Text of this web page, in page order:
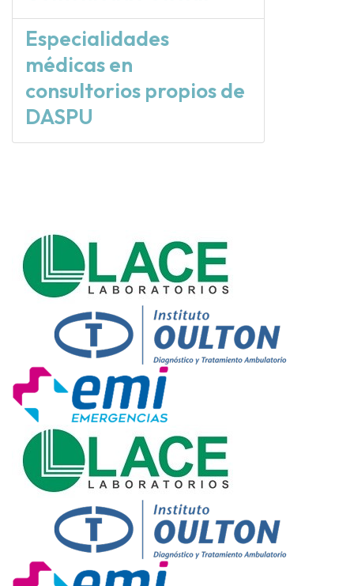
Especialidades
médicas en
consultorios propios de
DASPU